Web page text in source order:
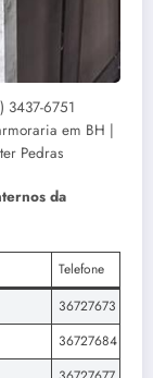
3437-6751
em BH |
Pedras
da
Telefone
36727673
36727684